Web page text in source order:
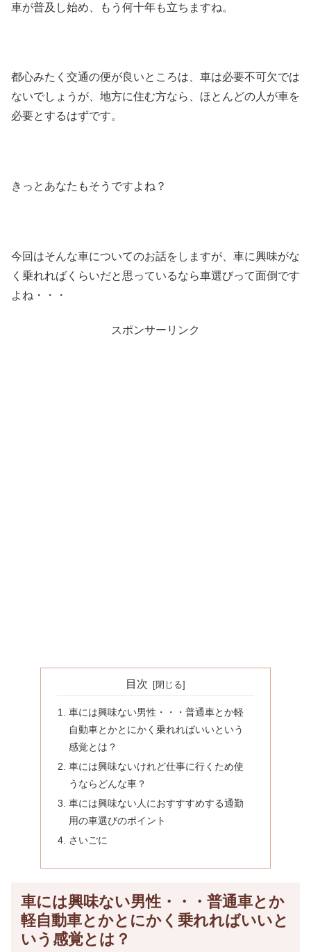
車が普及し始め、もう何十年も立ちますね。
都心みたく交通の便が良いところは、車は必要不可欠では
ないでしょうが、地方に住む方なら、ほとんどの人が車を
必要とするはずです。
きっとあなたもそうですよね？
今回はそんな車についてのお話をしますが、車に興味がな
く乗れればくらいだと思っているなら車選びって面倒です
よね・・・
スポンサーリンク
目次
車には興味ない男性・・・普通車とか軽
自動車とかとにかく乗れればいいという
感覚とは？
車には興味ないけれど仕事に行くため使
うならどんな車？
車には興味ない人におすすすめする通勤
用の車選びのポイント
さいごに
車には興味ない男性・・・普通車とか
軽自動車とかとにかく乗れればいいと
いう感覚とは？